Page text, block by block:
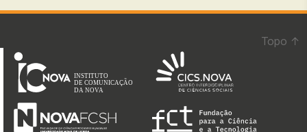
conteúdos
Topo ↑